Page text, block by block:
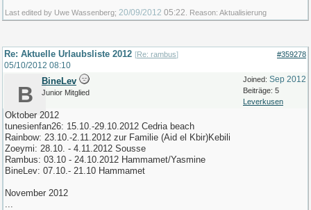
Last edited by Uwe Wassenberg; 20/09/2012 05:22 . Reason: Aktualisierung
Re: Aktuelle Urlaubsliste 2012 [Re: rambus] #359278
05/10/2012 08:10
Joined: Sep 2012
Beiträge: 5
Leverkusen
B
BineLev
Junior Mitglied
Oktober 2012
tunesienfan26: 15.10.-29.10.2012 Cedria beach
Rainbow: 23.10.-2.11.2012 zur Familie (Aid el Kbir)Kebili
Zoeymi: 28.10. - 4.11.2012 Sousse
Rambus: 03.10 - 24.10.2012 Hammamet/Yasmine
BineLev: 07.10.- 21.10 Hammamet
November 2012
...